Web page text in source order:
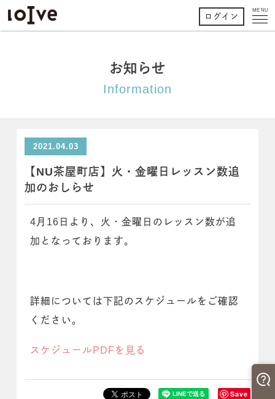
MENU
ログイン
お知らせ
Information
2021.04.03
【NU茶屋町店】火・金曜日レッスン数追
加のおしらせ
4月16日より、火・金曜日のレッスン数が追
加となっております。
詳細については下記のスケジュールをご確認
ください。
スケジュールPDFを見る
Save